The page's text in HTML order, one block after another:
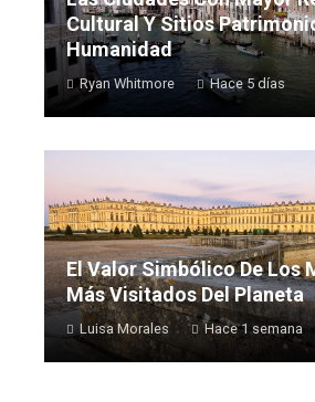
Cultural Y Sitios
Humanidad
Ryan Whitmore Hace 5 días
El Valor Simbólico De Los
Más Visitados Del Planeta
Luisa Morales Hace 1 semana